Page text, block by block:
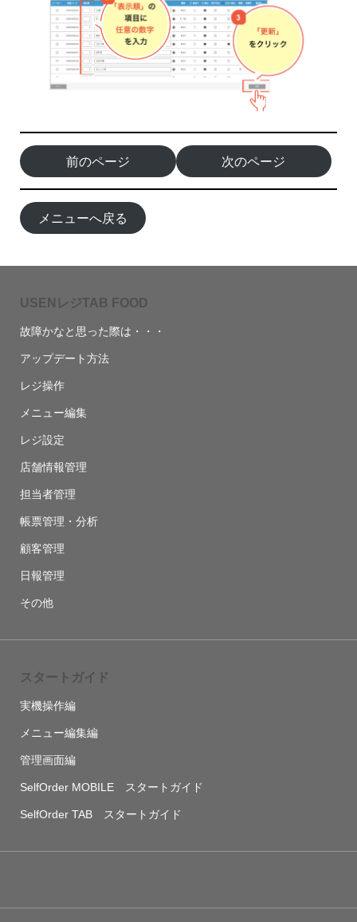
前のページ 次のページ
メニューへ戻る
USENレジTAB FOOD
故障かなと思った際は・・・
アップデート方法
レジ操作
メニュー編集
レジ設定
店舗情報管理
担当者管理
帳票管理・分析
顧客管理
日報管理
その他
スタートガイド
実機操作編
メニュー編集編
管理画面編
SelfOrder MOBILE スタートガイド
SelfOrder TAB スタートガイド